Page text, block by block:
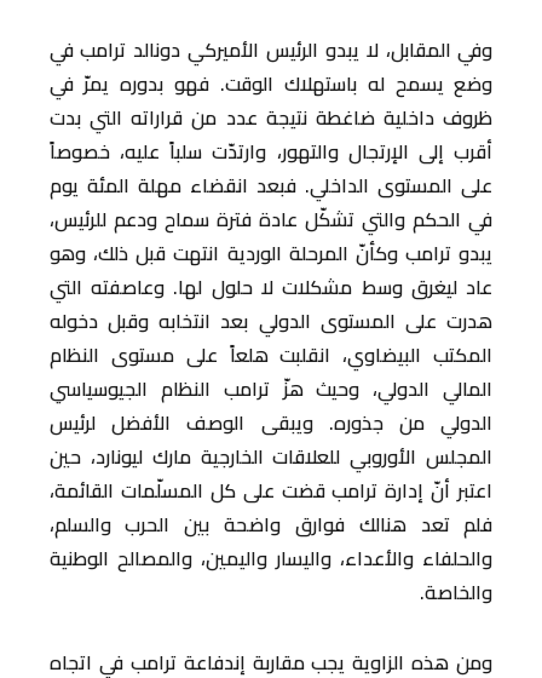
وفي المقابل، لا يبدو الرئيس الأميركي دونالد ترامب في
وضع يسمح له باستهلاك الوقت. فهو بدوره يمرّ في
ظروف داخلية ضاغطة نتيجة عدد من قراراته التي بدت
أقرب إلى الإرتجال والتهور، وارتدّت سلباً عليه، خصوصاً
على المستوى الداخلي. فبعد انقضاء مهلة المئة يوم
في الحكم والتي تشكّل عادة فترة سماح ودعم للرئيس،
يبدو ترامب وكأنّ المرحلة الوردية انتهت قبل ذلك، وهو
عاد ليغرق وسط مشكلات لا حلول لها. وعاصفته التي
هدرت على المستوى الدولي بعد انتخابه وقبل دخوله
المكتب البيضاوي، انقلبت هلعاً على مستوى النظام
المالي الدولي، وحيث هزّ ترامب النظام الجيوسياسي
الدولي من جذوره. ويبقى الوصف الأفضل لرئيس
المجلس الأوروبي للعلاقات الخارجية مارك ليونارد، حين
اعتبر أنّ إدارة ترامب قضت على كل المسلّمات القائمة،
فلم تعد هنالك فوارق واضحة بين الحرب والسلم،
والحلفاء والأعداء، واليسار واليمين، والمصالح الوطنية
والخاصة.
ومن هذه الزاوية يجب مقاربة إندفاعة ترامب في اتجاه